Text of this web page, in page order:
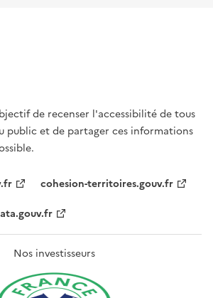
de recenser l'accessibilité de tous
public et de partager ces informations
cohesion-territoires.gouv.fr
Nos investisseurs